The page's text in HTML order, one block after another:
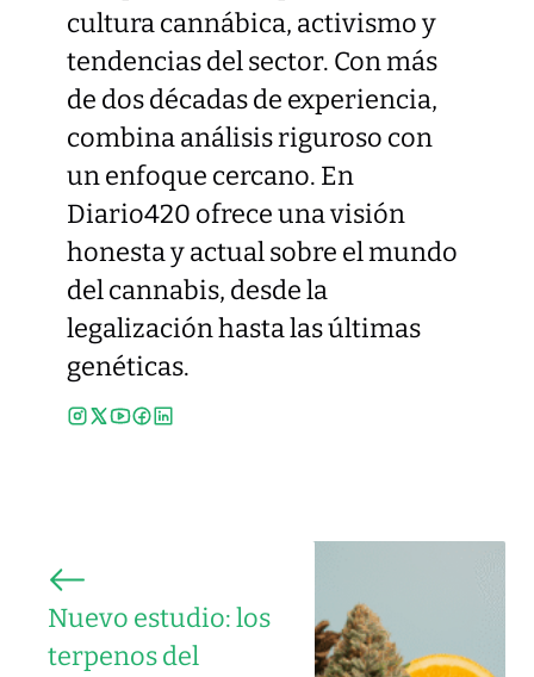
cultura cannábica, activismo y
tendencias del sector. Con más
de dos décadas de experiencia,
combina análisis riguroso con
un enfoque cercano. En
Diario420 ofrece una visión
honesta y actual sobre el mundo
del cannabis, desde la
legalización hasta las últimas
genéticas.
Nuevo estudio: los
terpenos del